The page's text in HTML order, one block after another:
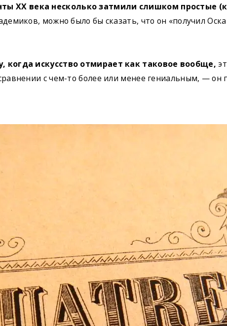
XX века несколько затмили слишком простые
можно было бы сказать, что он «получил
когда искусство отмирает как таковое вообще,
с чем-то более или менее гениальным, — он